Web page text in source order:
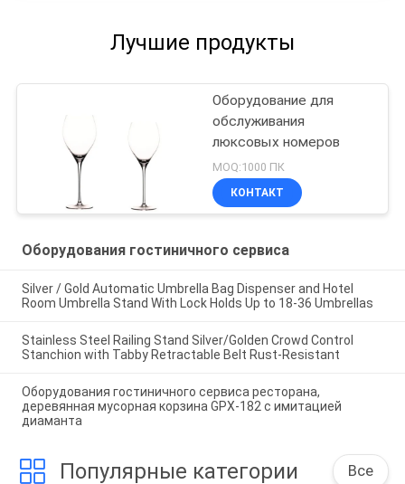
Лучшие продукты
Оборудование для
обслуживания
люксовых номеров
MOQ:1000 ПК
КОНТАКТ
Оборудования гостиничного сервиса
Silver / Gold Automatic Umbrella Bag Dispenser and Hotel
Room Umbrella Stand With Lock Holds Up to 18-36 Umbrellas
Stainless Steel Railing Stand Silver/Golden Crowd Control
Stanchion with Tabby Retractable Belt Rust-Resistant
Оборудования гостиничного сервиса ресторана,
деревянная мусорная корзина GPX-182 с имитацией
диаманта
Популярные категории Все